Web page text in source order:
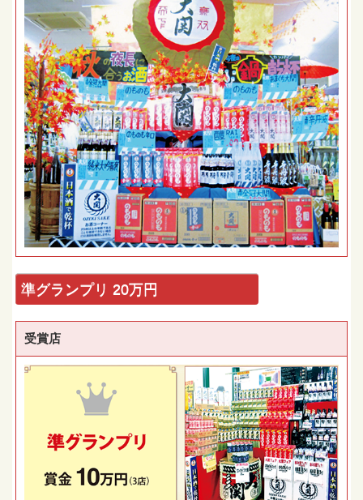
準グランプリ 20万円
受賞店